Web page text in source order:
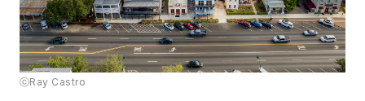
ⓒRay Castro